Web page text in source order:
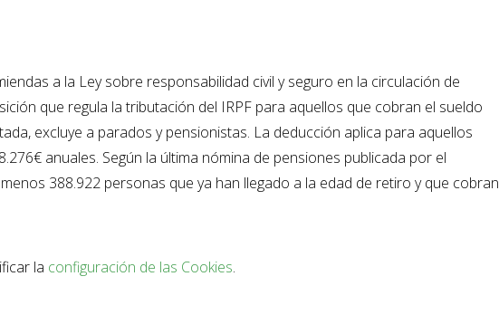
a la Ley sobre responsabilidad civil y seguro en la circulación de
que regula la tributación del IRPF para aquellos que cobran el sueldo
excluye a parados y pensionistas. La deducción aplica para aquellos
anuales. Según la última nómina de pensiones publicada por el
388.922 personas que ya han llegado a la edad de retiro y que cobran
la configuración de las Cookies.